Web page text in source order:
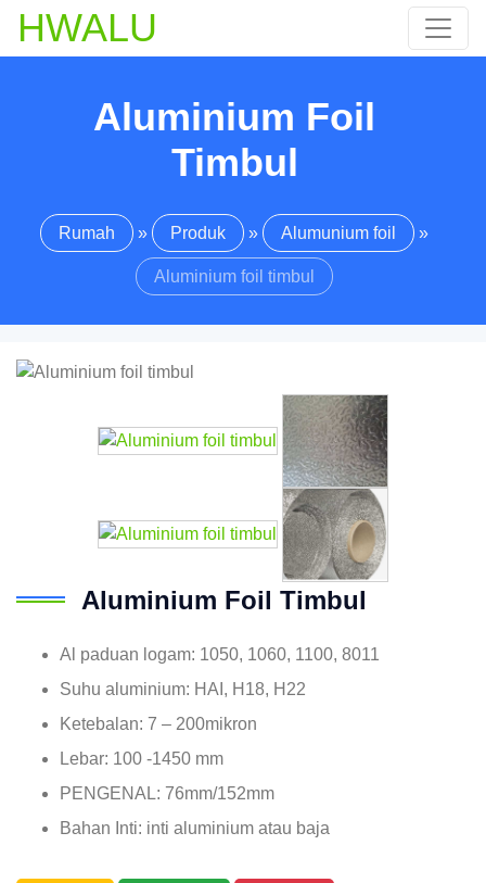
HWALU
Aluminium Foil
Timbul
Rumah » Produk » Alumunium foil »
Aluminium foil timbul
Aluminium Foil Timbul
Al paduan logam: 1050, 1060, 1100, 8011
Suhu aluminium: HAI, H18, H22
Ketebalan: 7 – 200mikron
Lebar: 100 -1450 mm
PENGENAL: 76mm/152mm
Bahan Inti: inti aluminium atau baja